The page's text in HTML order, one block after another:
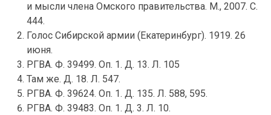
и мысли члена Омского правительства. М., 2007. С.
444.
Голос Сибирской армии (Екатеринбург). 1919. 26
июня.
РГВА. Ф. 39499. Оп. 1. Д. 13. Л. 105
Там же. Д. 18. Л. 547.
РГВА. Ф. 39624. Оп. 1. Д. 135. Л. 588, 595.
РГВА. Ф. 39483. Оп. 1. Д. 3. Л. 10.